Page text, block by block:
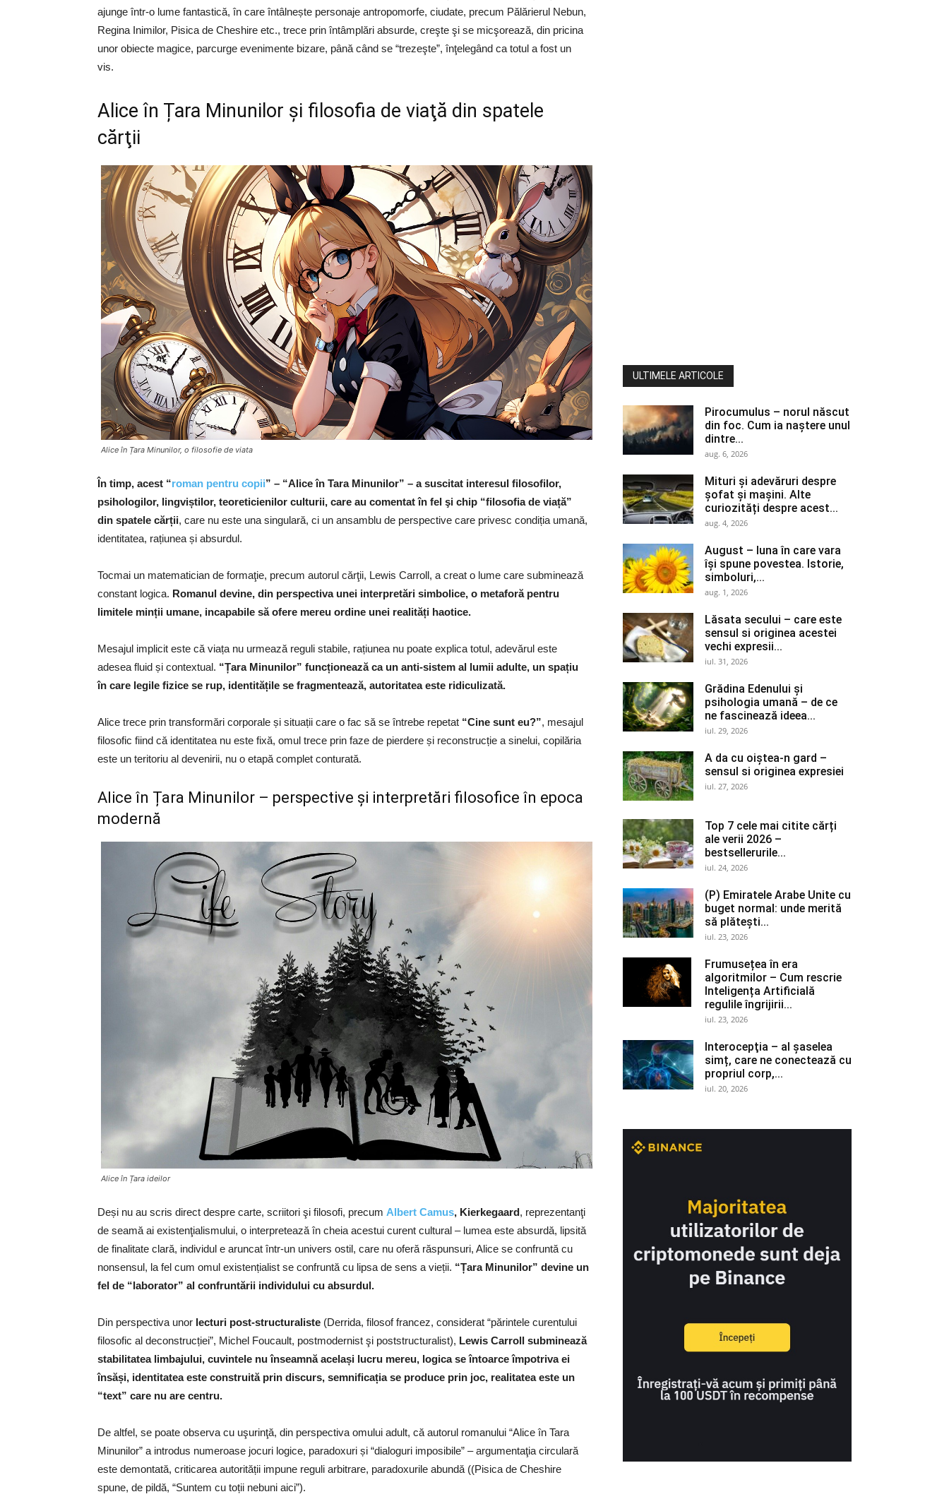
ajunge într-o lume fantastică, în care întâlnește personaje antropomorfe, ciudate, precum Pălărierul Nebun,
Regina Inimilor, Pisica de Cheshire etc., trece prin întâmplări absurde, creşte şi se micşorează, din pricina
unor obiecte magice, parcurge evenimente bizare, până când se “trezeşte”, înţelegând ca totul a fost un
vis.
Alice în Țara Minunilor şi filosofia de viaţă din spatele
cărţii
Alice în Țara Minunilor, o filosofie de viata
În timp, acest “roman pentru copii” – “Alice în Tara Minunilor” – a suscitat interesul filosofilor,
psihologilor, lingviștilor, teoreticienilor culturii, care au comentat în fel şi chip “filosofia de viață”
din spatele cărții, care nu este una singulară, ci un ansamblu de perspective care privesc condiția umană,
identitatea, rațiunea și absurdul.
Tocmai un matematician de formaţie, precum autorul cărţii, Lewis Carroll, a creat o lume care subminează
constant logica. Romanul devine, din perspectiva unei interpretări simbolice, o metaforă pentru
limitele minții umane, incapabile să ofere mereu ordine unei realități haotice.
Mesajul implicit este că viața nu urmează reguli stabile, rațiunea nu poate explica totul, adevărul este
adesea fluid și contextual. “Țara Minunilor” funcționează ca un anti-sistem al lumii adulte, un spațiu
în care legile fizice se rup, identitățile se fragmentează, autoritatea este ridiculizată.
Alice trece prin transformări corporale și situații care o fac să se întrebe repetat “Cine sunt eu?”, mesajul
filosofic fiind că identitatea nu este fixă, omul trece prin faze de pierdere și reconstrucție a sinelui, copilăria
este un teritoriu al devenirii, nu o etapă complet conturată.
Alice în Țara Minunilor – perspective şi interpretări filosofice în epoca
modernă
Alice în Țara ideilor
Deși nu au scris direct despre carte, scriitori şi filosofi, precum Albert Camus, Kierkegaard, reprezentanţi
de seamă ai existenţialismului, o interpretează în cheia acestui curent cultural – lumea este absurdă, lipsită
de finalitate clară, individul e aruncat într-un univers ostil, care nu oferă răspunsuri, Alice se confruntă cu
nonsensul, la fel cum omul existențialist se confruntă cu lipsa de sens a vieții. “Țara Minunilor” devine un
fel de “laborator” al confruntării individului cu absurdul.
Din perspectiva unor lecturi post-structuraliste (Derrida, filosof francez, considerat “părintele curentului
filosofic al deconstrucției”, Michel Foucault, postmodernist şi poststructuralist), Lewis Carroll subminează
stabilitatea limbajului, cuvintele nu înseamnă același lucru mereu, logica se întoarce împotriva ei
însăși, identitatea este construită prin discurs, semnificația se produce prin joc, realitatea este un
“text” care nu are centru.
De altfel, se poate observa cu uşurinţă, din perspectiva omului adult, că autorul romanului “Alice în Tara
Minunilor” a introdus numeroase jocuri logice, paradoxuri și “dialoguri imposibile” – argumentaţia circulară
este demontată, criticarea autorității impune reguli arbitrare, paradoxurile abundă ((Pisica de Cheshire
spune, de pildă, “Suntem cu toții nebuni aici”).
ULTIMELE ARTICOLE
Pirocumulus – norul născut
din foc. Cum ia naștere unul
dintre...
aug. 6, 2026
Mituri și adevăruri despre
șofat și mașini. Alte
curiozități despre acest...
aug. 4, 2026
August – luna în care vara
își spune povestea. Istorie,
simboluri,...
aug. 1, 2026
Lăsata secului – care este
sensul si originea acestei
vechi expresii...
iul. 31, 2026
Grădina Edenului și
psihologia umană – de ce
ne fascinează ideea...
iul. 29, 2026
A da cu oiștea-n gard –
sensul si originea expresiei
iul. 27, 2026
Top 7 cele mai citite cărți
ale verii 2026 –
bestsellerurile...
iul. 24, 2026
(P) Emiratele Arabe Unite cu
buget normal: unde merită
să plătești...
iul. 23, 2026
Frumusețea în era
algoritmilor – Cum rescrie
Inteligența Artificială
regulile îngrijirii...
iul. 23, 2026
Interocepţia – al șaselea
simț, care ne conectează cu
propriul corp,...
iul. 20, 2026